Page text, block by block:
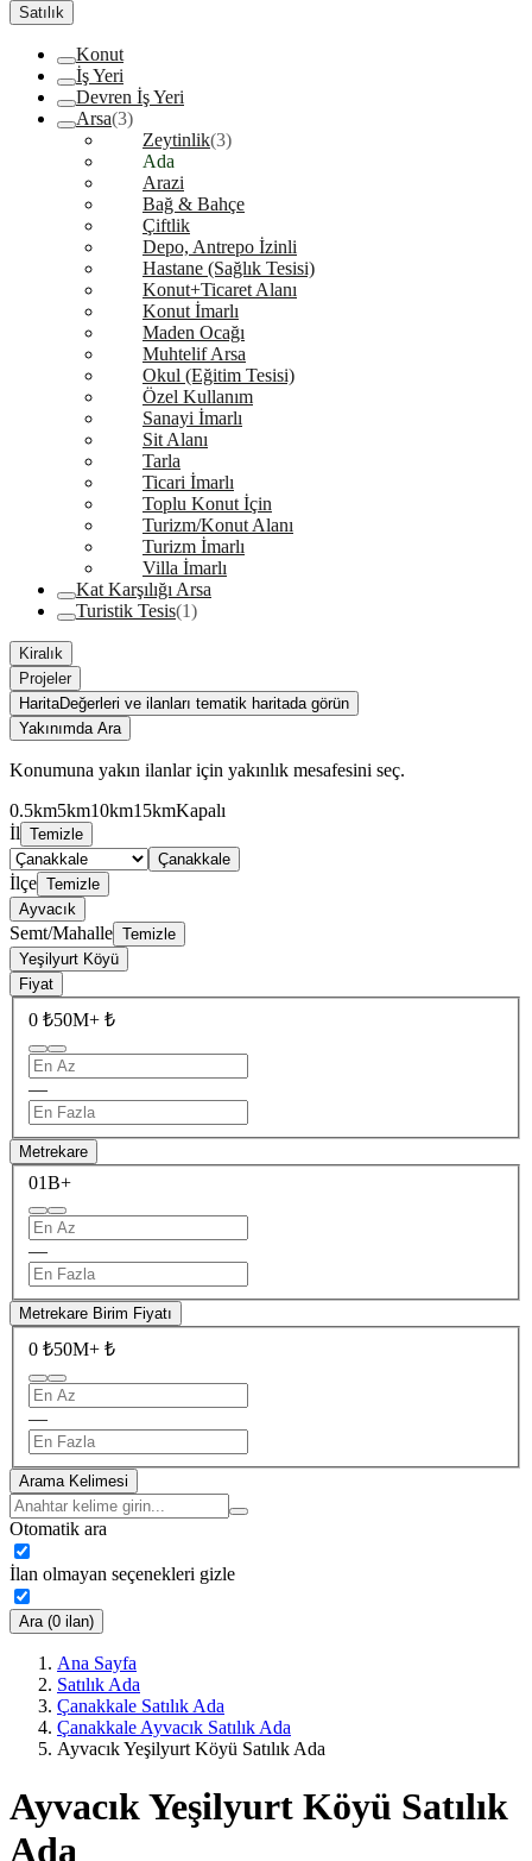
Satılık
Konut
İş Yeri
Devren İş Yeri
Arsa(3)
Zeytinlik(3)
Ada
Arazi
Bağ & Bahçe
Çiftlik
Depo, Antrepo İzinli
Hastane (Sağlık Tesisi)
Konut+Ticaret Alanı
Konut İmarlı
Maden Ocağı
Muhtelif Arsa
Okul (Eğitim Tesisi)
Özel Kullanım
Sanayi İmarlı
Sit Alanı
Tarla
Ticari İmarlı
Toplu Konut İçin
Turizm/Konut Alanı
Turizm İmarlı
Villa İmarlı
Kat Karşılığı Arsa
Turistik Tesis(1)
Kiralık
Projeler
HaritaDeğerleri ve ilanları tematik haritada görün
Yakınımda Ara
Konumuna yakın ilanlar için yakınlık mesafesini seç.
0.5km5km10km15kmKapalı
İl Temizle
Çanakkale
İlçe Temizle
Ayvacık
Semt/Mahalle Temizle
Yeşilyurt Köyü
Fiyat
0 ₺50M+ ₺
—
Metrekare
01B+
—
Metrekare Birim Fiyatı
0 ₺50M+ ₺
—
Arama Kelimesi
Otomatik ara
İlan olmayan seçenekleri gizle
Ara (0 ilan)
Ana Sayfa
Satılık Ada
Çanakkale Satılık Ada
Çanakkale Ayvacık Satılık Ada
Ayvacık Yeşilyurt Köyü Satılık Ada
Ayvacık Yeşilyurt Köyü Satılık
Ada